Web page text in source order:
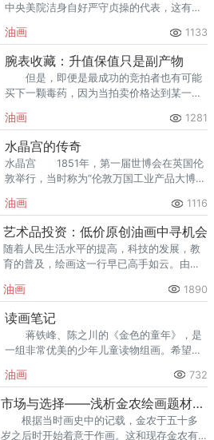
中央美院洁身自好严守贞操的代表，这有可
油画 1133
腕表收藏：升值保值只是副产物
但是，即便是最成功的竞拍者也有可能
买下一颗毒药，因为当拍卖价格达到某一新
关系这一铁的定律统治着市场。
油画 1281
水晶宫的传奇
水晶宫 1851年，第一届世博会在英国伦
敦举行，当时称为“伦敦万国工业产品大博览
的客人。
油画 1116
艺术品投资：低价原创油画中寻机会
随着人民生活水平的提高，科技的发展，教
育的普及，绘画这一行早已高手如云。由此
画在巴黎根本卖不出个价。
油画 1890
读画笔记
蒋铁峰、陈之川的《金色的童年》，是
一组非常优美的少年儿童读物组画。希望画
变化万千的蝴蝶。
油画 732
市场与选择——浅析金农绘画题材的转变
根据当时画史中的记载，金农于五十多
岁之后时开始着意于作画。这和现存金农有